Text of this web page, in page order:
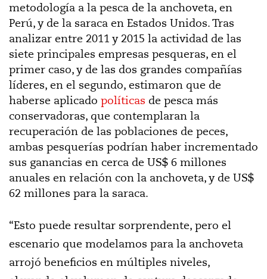
metodología a la pesca de la anchoveta, en
Perú, y de la saraca en Estados Unidos. Tras
analizar entre 2011 y 2015 la actividad de las
siete principales empresas pesqueras, en el
primer caso, y de las dos grandes compañías
líderes, en el segundo, estimaron que de
haberse aplicado políticas de pesca más
conservadoras, que contemplaran la
recuperación de las poblaciones de peces,
ambas pesquerías podrían haber incrementado
sus ganancias en cerca de US$ 6 millones
anuales en relación con la anchoveta, y de US$
62 millones para la saraca.
“Esto puede resultar sorprendente, pero el
escenario que modelamos para la anchoveta
arrojó beneficios en múltiples niveles,